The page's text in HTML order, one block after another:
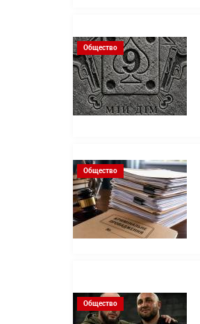
Общество
Общество
Общество